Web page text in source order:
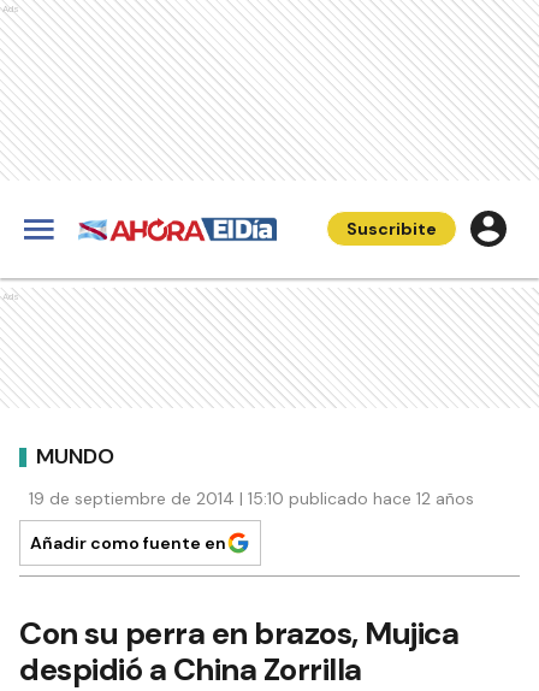
Ads
Suscribite
Ads
MUNDO
19 de septiembre de 2014 | 15:10 publicado hace 12 años
Añadir como fuente en
Con su perra en brazos, Mujica
despidió a China Zorrilla